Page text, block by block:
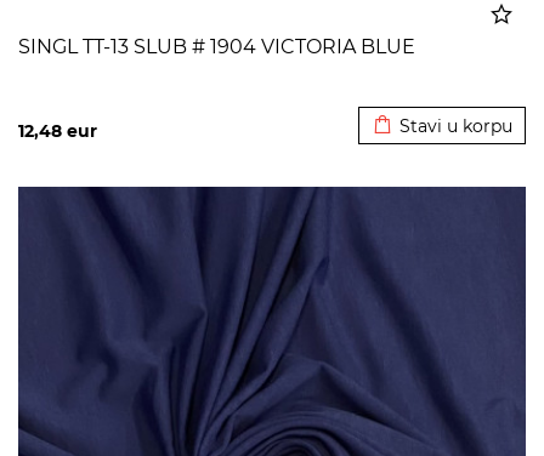
SINGL TT-13 SLUB # 1904 VICTORIA BLUE
12,48 eur Stavi u korpu